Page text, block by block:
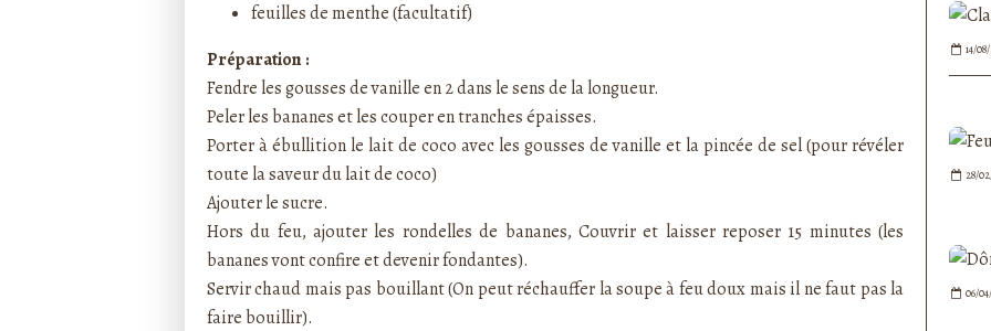
feuilles de menthe (facultatif)
Préparation :
Fendre les gousses de vanille en 2 dans le sens de la longueur.
Peler les bananes et les couper en tranches épaisses.
Porter à ébullition le lait de coco avec les gousses de vanille et la pincée de sel (pour révéler
toute la saveur du lait de coco)
Ajouter le sucre.
Hors du feu, ajouter les rondelles de bananes, Couvrir et laisser reposer 15 minutes (les
bananes vont confire et devenir fondantes).
Servir chaud mais pas bouillant (On peut réchauffer la soupe à feu doux mais il ne faut pas la
faire bouillir).
14/
28/
06/